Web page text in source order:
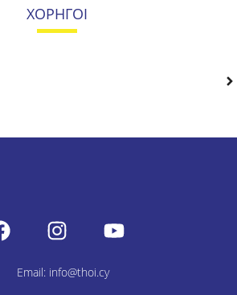
ΧΟΡΗΓΟΙ
Email: info@thoi.cy